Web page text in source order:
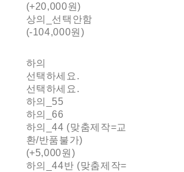
(+20,000원)
상의_선택안함
(-104,000원)
하의
선택하세요.
선택하세요.
하의_55
하의_66
하의_44 (맞춤제작=교
환/반품불가)
(+5,000원)
하의_44반 (맞춤제작=